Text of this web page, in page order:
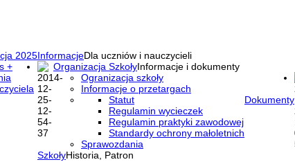
InformacjeDla uczniów i nauczycieli
2025
+
Organizacja SzkołyInformacje i dokumenty
Ogranizacja szkoły
Informacje o przetargach
Dokumenty
Statut
Regulamin wycieczek
Regulamin praktyki zawodowej
Standardy ochrony małoletnich
Sprawozdania
SzkołyHistoria, Patron